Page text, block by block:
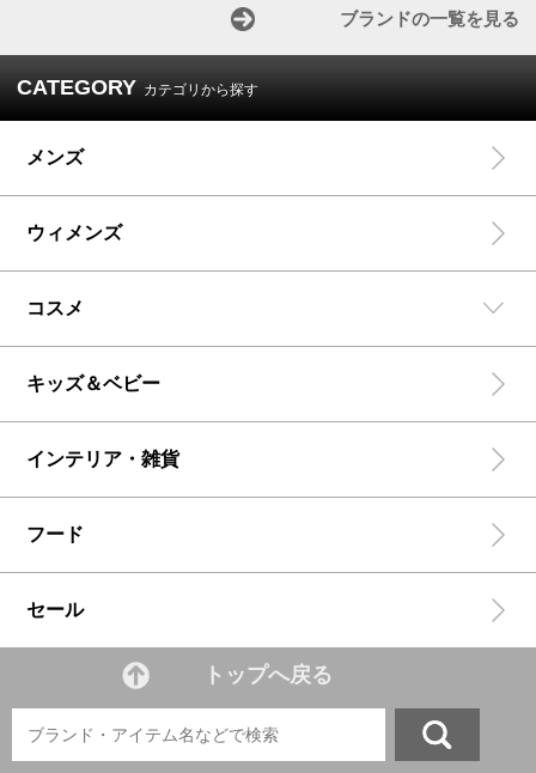
ブランドの一覧を見る
CATEGORY カテゴリから探す
メンズ
ウィメンズ
コスメ
キッズ＆ベビー
インテリア・雑貨
フード
セール
トップへ戻る